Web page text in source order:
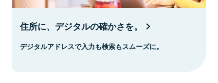
住所に、デジタルの確かさを。
デジタルアドレスで入力も検索もスムーズに。